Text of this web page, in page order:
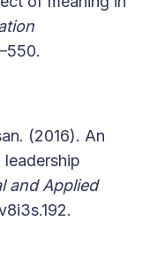
(2016). An
and Applied